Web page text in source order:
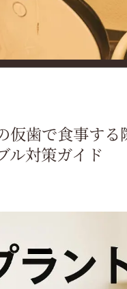
仮歯で食事す
ル対策ガイド